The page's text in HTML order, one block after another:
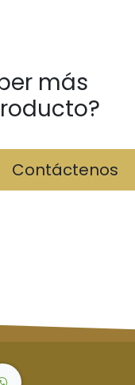
más
Contáctenos